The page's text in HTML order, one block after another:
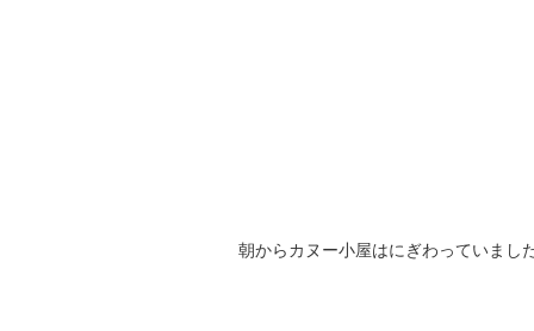
朝からカヌー小屋はにぎわっていました